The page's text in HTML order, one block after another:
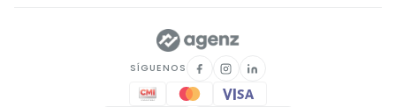
SÍGUENOS